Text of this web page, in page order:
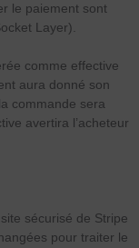
le paiement sont
Layer).
comme effective
aura donné son
commande sera
avertira l’acheteur
sécurisé de Stripe
pour traiter le